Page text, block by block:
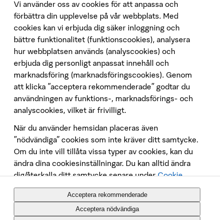
Ladda ner vår app
App Store
Google Play
Följ oss på sociala medier
Penningtvätt
Insättningsgarantin
Behandling av personuppgifter
Cookies
Tekniska krav
Säkerhet
In English
Vi använder oss av cookies för att anpassa och
förbättra din upplevelse på vår webbplats. Med
cookies kan vi erbjuda dig säker inloggning och
bättre funktionalitet (funktionscookies), analysera
hur webbplatsen används (analyscookies) och
erbjuda dig personligt anpassat innehåll och
marknadsföring (marknadsföringscookies). Genom
att klicka "acceptera rekommenderade" godtar du
användningen av funktions-, marknadsförings- och
analyscookies, vilket är frivilligt.
När du använder hemsidan placeras även
”nödvändiga” cookies som inte kräver ditt samtycke.
Om du inte vill tillåta vissa typer av cookies, kan du
ändra dina cookiesinställningar. Du kan alltid ändra
dig/återkalla ditt samtycke senare under Cookie
Policy. Placeringen av cookies och annan
datainsamling på webbsidan innebär att vi behandlar
dina personuppgifter, du kan läsa mer om det här
Acceptera rekommenderade
Acceptera nödvändiga